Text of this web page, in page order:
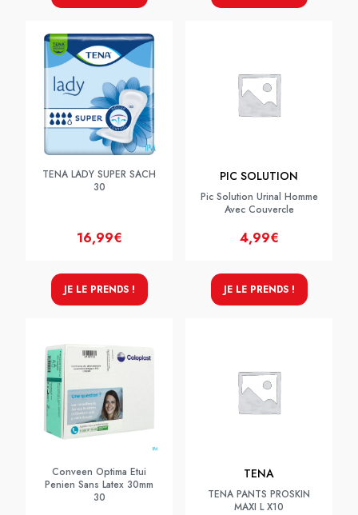
TENA LADY SUPER SACH
30
16,99€
JE LE PRENDS !
PIC SOLUTION
Pic Solution Urinal Homme
Avec Couvercle
4,99€
JE LE PRENDS !
Conveen Optima Etui
Penien Sans Latex 30mm
30
TENA
TENA PANTS PROSKIN
MAXI L X10